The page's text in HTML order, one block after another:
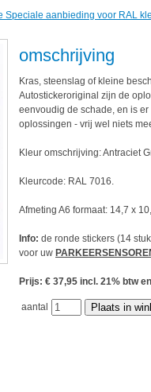
Speciale aanbieding voor RAL
omschrijving
Kras, steenslag of kleine
Autostickeroriginal zijn de
eenvoudig de schade, en is
oplossingen - vrij wel niets
Kleur omschrijving: Antraciet
Kleurcode: RAL 7016.
Afmeting A6 formaat: 14,7 x
Info: de ronde stickers (14
voor uw
Prijs: € 37,95 incl. 21% btw
aantal